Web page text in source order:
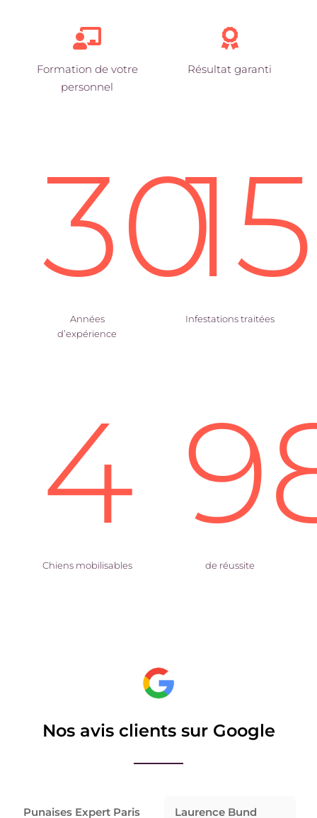
Formation de votre
personnel
Résultat garanti
30
Années
d’expérience
Infestations traitées
4
Chiens mobilisables de réussite
Nos avis clients sur Google
Punaises Expert Paris
Laurence Bund